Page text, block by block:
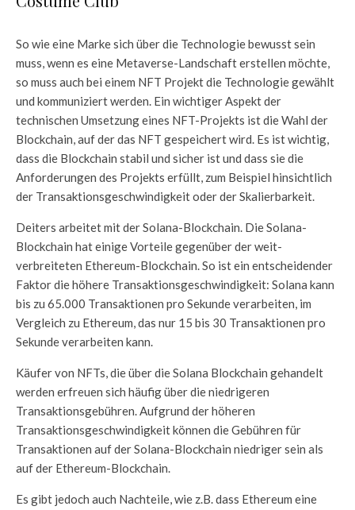
So wie eine Marke sich über die Technologie bewusst sein
muss, wenn es eine Metaverse-Landschaft erstellen möchte,
so muss auch bei einem NFT Projekt die Technologie gewählt
und kommuniziert werden. Ein wichtiger Aspekt der
technischen Umsetzung eines NFT-Projekts ist die Wahl der
Blockchain, auf der das NFT gespeichert wird. Es ist wichtig,
dass die Blockchain stabil und sicher ist und dass sie die
Anforderungen des Projekts erfüllt, zum Beispiel hinsichtlich
der Transaktionsgeschwindigkeit oder der Skalierbarkeit.
Deiters arbeitet mit der Solana-Blockchain. Die Solana-
Blockchain hat einige Vorteile gegenüber der weit-
verbreiteten Ethereum-Blockchain. So ist ein entscheidender
Faktor die höhere Transaktionsgeschwindigkeit: Solana kann
bis zu 65.000 Transaktionen pro Sekunde verarbeiten, im
Vergleich zu Ethereum, das nur 15 bis 30 Transaktionen pro
Sekunde verarbeiten kann.
Käufer von NFTs, die über die Solana Blockchain gehandelt
werden erfreuen sich häufig über die niedrigeren
Transaktionsgebühren. Aufgrund der höheren
Transaktionsgeschwindigkeit können die Gebühren für
Transaktionen auf der Solana-Blockchain niedriger sein als
auf der Ethereum-Blockchain.
Es gibt jedoch auch Nachteile, wie z.B. dass Ethereum eine